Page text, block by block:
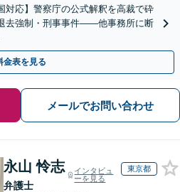
対応】警察庁の公式解釈を高裁で砕
去強制・刑事事件——他事務所に断
金表を見る
メールでお問い合わせ
永山 怜志
弁護士
インタビュ
ーを見る
東京都